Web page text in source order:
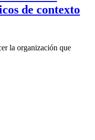
de contexto
la organización que